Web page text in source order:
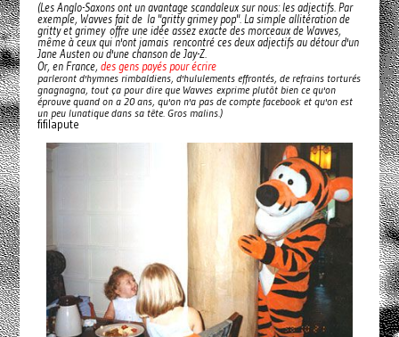
(Les Anglo-Saxons ont un avantage scandaleux sur nous: les adjectifs. Par
exemple, Wavves fait de la "gritty grimey pop". La simple allitération de
gritty et grimey offre une idée assez exacte des morceaux de Wavves,
même à ceux qui n'ont jamais rencontré ces deux adjectifs au détour d'un
Jane Austen ou d'une chanson de Jay-Z.
Or, en France, des gens payés pour écrire
parleront d'hymnes rimbaldiens, d'hululements effrontés, de refrains torturés
gnagnagna, tout ça pour dire que Wavves exprime plutôt bien ce qu'on
éprouve quand on a 20 ans, qu'on n'a pas de compte facebook et qu'on est
un peu lunatique dans sa tête. Gros malins.)
fifilapute